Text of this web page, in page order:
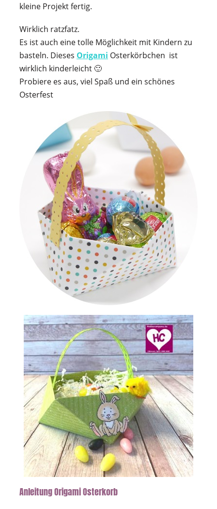
kleine Projekt fertig.
Wirklich ratzfatz.
Es ist auch eine tolle Möglichkeit mit Kindern zu
basteln. Dieses Origami Osterkörbchen ist
wirklich kinderleicht 🙂
Probiere es aus, viel Spaß und ein schönes
Osterfest
Anleitung Origami Osterkorb